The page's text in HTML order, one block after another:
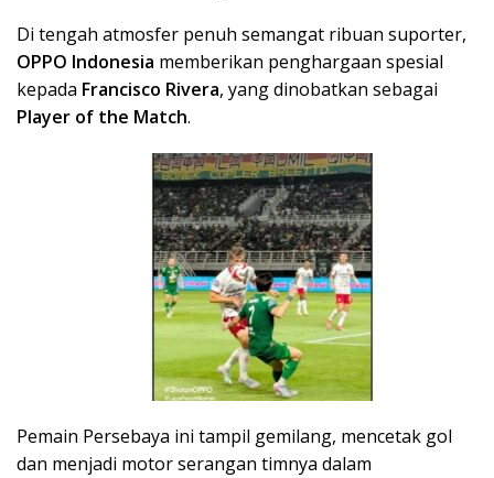
Di tengah atmosfer penuh semangat ribuan suporter,
OPPO Indonesia memberikan penghargaan spesial
kepada Francisco Rivera, yang dinobatkan sebagai
Player of the Match.
Pemain Persebaya ini tampil gemilang, mencetak gol
dan menjadi motor serangan timnya dalam